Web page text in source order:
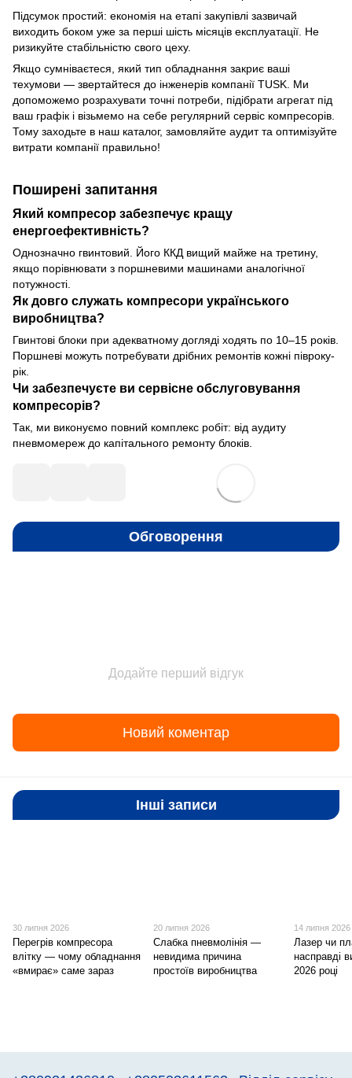
Підсумок простий: економія на етапі закупівлі зазвичай
виходить боком уже за перші шість місяців експлуатації. Не
ризикуйте стабільністю свого цеху.
Якщо сумніваєтеся, який тип обладнання закриє ваші
техумови — звертайтеся до інженерів компанії TUSK. Ми
допоможемо розрахувати точні потреби, підібрати агрегат під
ваш графік і візьмемо на себе регулярний сервіс компресорів.
Тому заходьте в наш каталог, замовляйте аудит та оптимізуйте
витрати компанії правильно!
Поширені запитання
Який компресор забезпечує кращу
енергоефективність?
Однозначно гвинтовий. Його ККД вищий майже на третину,
якщо порівнювати з поршневими машинами аналогічної
потужності.
Як довго служать компресори українського
виробництва?
Гвинтові блоки при адекватному догляді ходять по 10–15 років.
Поршневі можуть потребувати дрібних ремонтів кожні півроку-
рік.
Чи забезпечуєте ви сервісне обслуговування
компресорів?
Так, ми виконуємо повний комплекс робіт: від аудиту
пневмомереж до капітального ремонту блоків.
Обговорення
Додайте перший відгук
Новий коментар
Інші записи
30 липня 2026
Перегрів компресора
влітку — чому обладнання
«вмирає» саме зараз
20 липня 2026
Слабка пневмолінія —
невидима причина
простоїв виробництва
14 липня 2026
Лазер чи
насправді
2026 році